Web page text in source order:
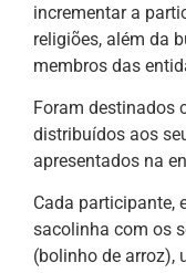
incrementar a
religiões, além da
membros das
Foram destinados
distribuídos aos
apresentados na
Cada participante,
sacolinha com os
(bolinho de arroz),